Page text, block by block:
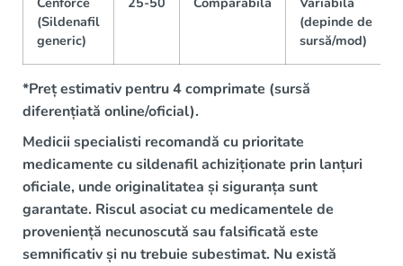
(Sildenafil
generic)
(depinde de
sursă/mod)
*Preț estimativ pentru 4 comprimate (sursă
diferențiată online/oficial).
Medicii specialisti recomandă cu prioritate
medicamente cu sildenafil achiziționate prin lanțuri
oficiale, unde originalitatea și siguranța sunt
garantate. Riscul asociat cu medicamentele de
proveniență necunoscută sau falsificată este
semnificativ și nu trebuie subestimat. Nu există